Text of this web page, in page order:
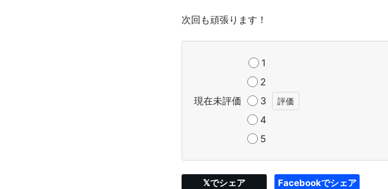
次回も頑張ります！
現在未評価
1
2
3
4
5
𝕏でシェア Facebookでシェア